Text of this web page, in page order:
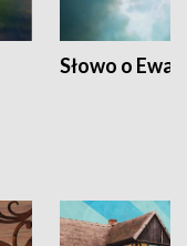
Słowo o